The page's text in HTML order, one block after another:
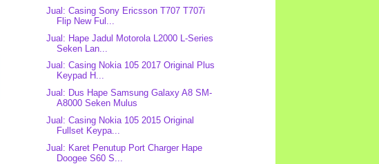
Jual: Casing Sony Ericsson T707 T707i
Flip New Ful...
Jual: Hape Jadul Motorola L2000 L-Series
Seken Lan...
Jual: Casing Nokia 105 2017 Original Plus
Keypad H...
Jual: Dus Hape Samsung Galaxy A8 SM-
A8000 Seken Mulus
Jual: Casing Nokia 105 2015 Original
Fullset Keypa...
Jual: Karet Penutup Port Charger Hape
Doogee S60 S...